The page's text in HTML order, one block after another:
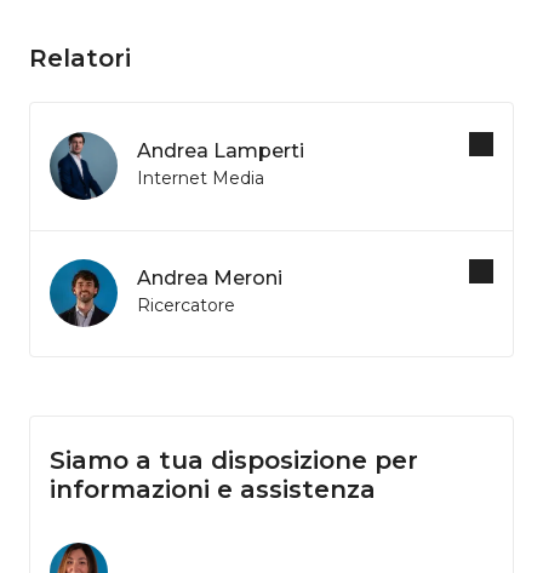
Relatori
Andrea Lamperti
Internet Media
Andrea Meroni
Ricercatore
Siamo a tua disposizione per
informazioni e assistenza